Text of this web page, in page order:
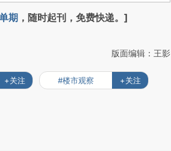
期 ，随时起刊，免费快递。]
版面编辑：王影
+关注 #楼市观察 +关注